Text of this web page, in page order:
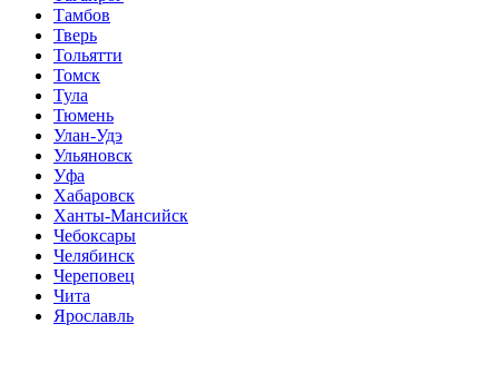
Тамбов
Тверь
Тольятти
Томск
Тула
Тюмень
Улан-Удэ
Ульяновск
Уфа
Хабаровск
Ханты-Мансийск
Чебоксары
Челябинск
Череповец
Чита
Ярославль